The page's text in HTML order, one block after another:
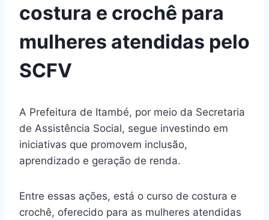
costura e crochê para
mulheres atendidas pelo
SCFV
A Prefeitura de Itambé, por meio da Secretaria
de Assistência Social, segue investindo em
iniciativas que promovem inclusão,
aprendizado e geração de renda.
Entre essas ações, está o curso de costura e
crochê, oferecido para as mulheres atendidas